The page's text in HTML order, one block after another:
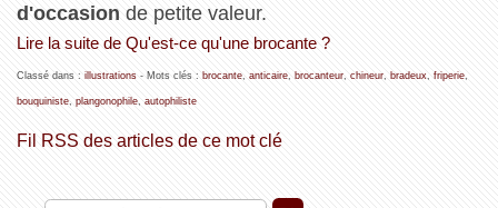
d'occasion de petite valeur.
Lire la suite de Qu'est-ce qu'une brocante ?
Classé dans : illustrations- Mots clés : brocante, anticaire, brocanteur, chineur, bradeux friperie,
bouquiniste, plangonophile, autophiliste
Fil RSS des articles de ce mot clé